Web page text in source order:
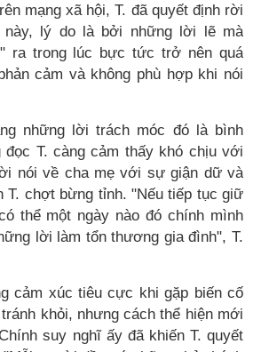
mạng xã hội, T. đã quyết định rời
này, lý do là bởi những lời lẽ mà
ra trong lúc bực tức trở nên quá
cảm và không phù hợp khi nói
những lời trách móc đó là bình
T. càng cảm thấy khó chịu với
nói về cha mẹ với sự giận dữ và
T. chợt bừng tỉnh. "Nếu tiếp tục giữ
thể một ngày nào đó chính mình
lời làm tổn thương gia đình", T.
cảm xúc tiêu cực khi gặp biến cố
khỏi, nhưng cách thể hiện mới
suy nghĩ ấy đã khiến T. quyết